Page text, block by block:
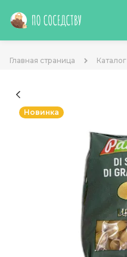
Главная страница Каталог
Новинка